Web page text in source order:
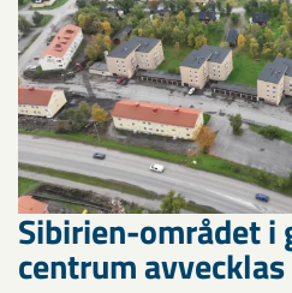
Sibirien-området i
centrum